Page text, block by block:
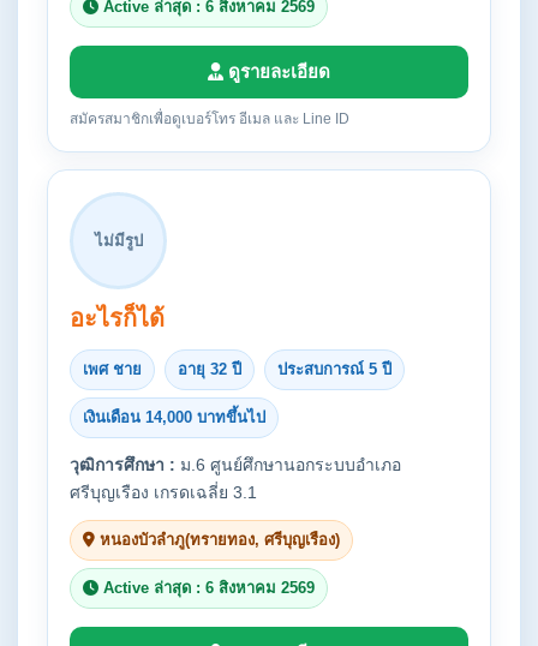
Active ล่าสุด : 6 สิงหาคม 2569
ดูรายละเอียด
สมัครสมาชิกเพื่อดูเบอร์โทร อีเมล และ Line ID
ไม่มีรูป
อะไรก็ได้
เพศ ชาย อายุ 32 ปี ประสบการณ์ 5 ปี
เงินเดือน 14,000 บาทขึ้นไป
วุฒิการศึกษา : ม.6 ศูนย์ศึกษานอกระบบอำเภอ
ศรีบุญเรือง เกรดเฉลี่ย 3.1
หนองบัวลำภู(ทรายทอง, ศรีบุญเรือง)
Active ล่าสุด : 6 สิงหาคม 2569